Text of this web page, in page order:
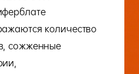
количество
сожженные